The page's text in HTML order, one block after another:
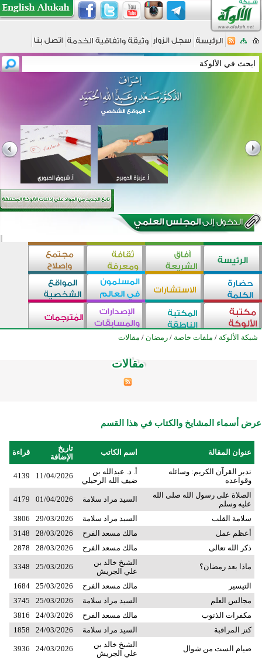
شبكة الألوكة / ملفات خاصة / رمضان / مقالات
مقالات
مقالات
مقالات
مقالات
مقالات
مقالات
مقالات
مقالات
مقالات
مقالات
مقالات
مقالات
مقالات
مقالات
مقالات
مقالات
مقالات
مقالات
مقالات
مقالات
مقالات
مقالات
مقالات
مقالات
مقالات
عرض أسماء المشايخ والكتاب في هذا القسم
عنوان المقالة اسم الكاتب
تاريخ
الإضافة
قراءة
تدبر القرآن الكريم: وسائله
وقواعده
أ. د. عبدالله بن
ضيف الله الرحيلي
11/04/2026
4139
الصلاة على رسول الله صلى الله
عليه وسلم
السيد مراد سلامة 01/04/2026
4179
سلامة القلب السيد مراد سلامة 29/03/2026
3806
أعظم عمل
مالك مسعد الفرح 28/03/2026
3148
ذكر الله تعالى
مالك مسعد الفرح 28/03/2026
2878
ماذا بعد رمضان؟
الشيخ خالد بن
علي الجريش
25/03/2026
3348
التيسير مالك مسعد الفرح 25/03/2026
1684
مجالس العلم
السيد مراد سلامة 25/03/2026
3745
مكفرات الذنوب
مالك مسعد الفرح 24/03/2026
3816
كنز المراقبة
السيد مراد سلامة 24/03/2026
1858
صيام الست من شوال
الشيخ خالد بن
علي الجريش
24/03/2026
3936